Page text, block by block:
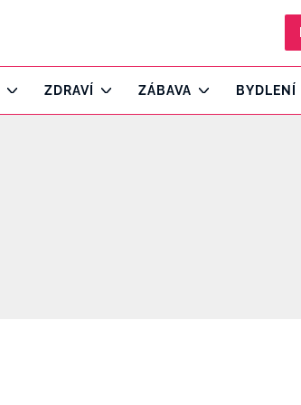
ZDRAVÍ ZÁBAVA BYDLENÍ